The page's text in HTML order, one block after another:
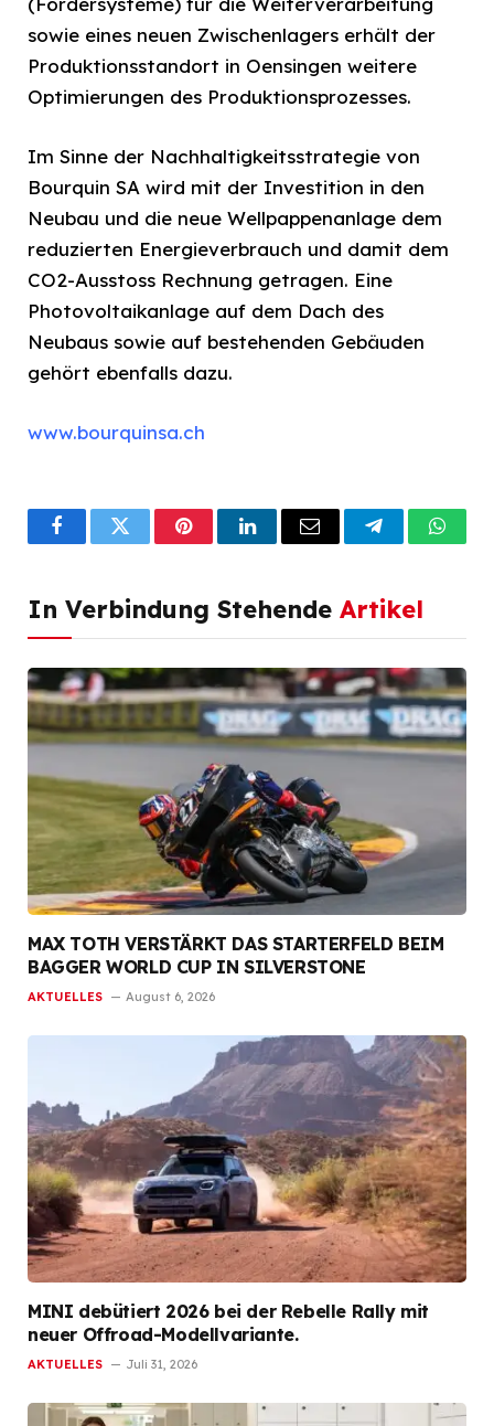
sowie eines neuen Zwischenlagers erhält der
Produktionsstandort in Oensingen weitere
Optimierungen des Produktionsprozesses.
Im Sinne der Nachhaltigkeitsstrategie von
Bourquin SA wird mit der Investition in den
Neubau und die neue Wellpappenanlage dem
reduzierten Energieverbrauch und damit dem
CO2-Ausstoss Rechnung getragen. Eine
Photovoltaikanlage auf dem Dach des
Neubaus sowie auf bestehenden Gebäuden
gehört ebenfalls dazu.
www.bourquinsa.ch
FacebookTwitterPinterestLinkedInEmail Telegram
In Verbindung Stehende Artikel
MAX TOTH VERSTÄRKT DAS STARTERFELD BEIM
BAGGER WORLD CUP IN SILVERSTONE
AKTUELLES August 6, 2026
MINI debütiert 2026 bei der Rebelle Rally mit
neuer Offroad-Modellvariante.
AKTUELLES Juli 31, 2026